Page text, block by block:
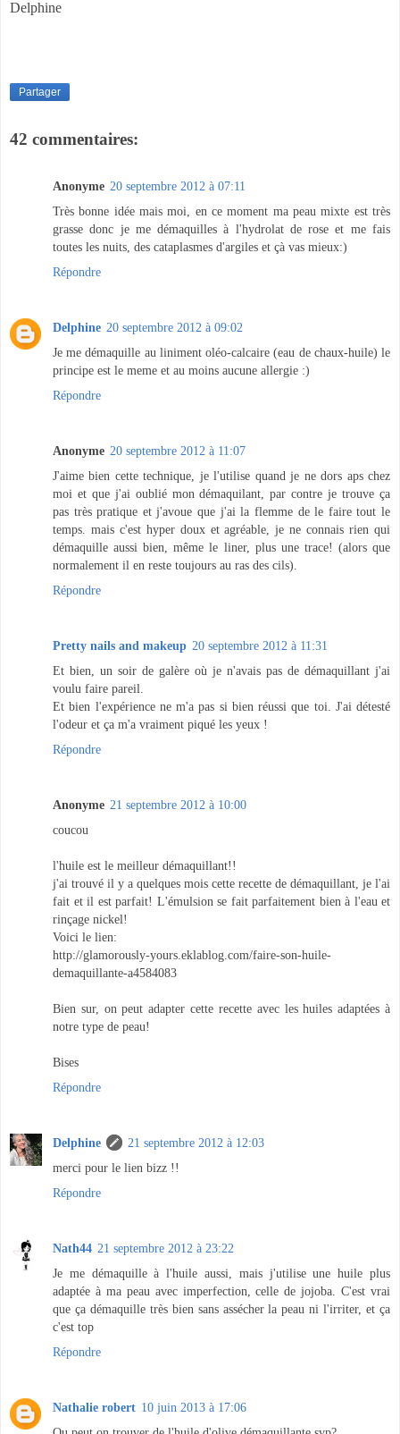
Delphine
Partager
42 commentaires:
Anonyme 20 septembre 2012 à 07:11
Très bonne idée mais moi, en ce moment ma peau mixte est très
grasse donc je me démaquilles à l'hydrolat de rose et me fais
toutes les nuits, des cataplasmes d'argiles et çà vas mieux:)
Répondre
Delphine 20 septembre 2012 à 09:02
Je me démaquille au liniment oléo-calcaire (eau de chaux-huile) le
principe est le meme et au moins aucune allergie :)
Répondre
Anonyme 20 septembre 2012 à 11:07
J'aime bien cette technique, je l'utilise quand je ne dors aps chez
moi et que j'ai oublié mon démaquilant, par contre je trouve ça
pas très pratique et j'avoue que j'ai la flemme de le faire tout le
temps. mais c'est hyper doux et agréable, je ne connais rien qui
démaquille aussi bien, même le liner, plus une trace! (alors que
normalement il en reste toujours au ras des cils).
Répondre
Pretty nails and makeup 20 septembre 2012 à 11:31
Et bien, un soir de galère où je n'avais pas de démaquillant j'ai
voulu faire pareil.
Et bien l'expérience ne m'a pas si bien réussi que toi. J'ai détesté
l'odeur et ça m'a vraiment piqué les yeux !
Répondre
Anonyme 21 septembre 2012 à 10:00
coucou
l'huile est le meilleur démaquillant!!
j'ai trouvé il y a quelques mois cette recette de démaquillant, je l'ai
fait et il est parfait! L'émulsion se fait parfaitement bien à l'eau et
rinçage nickel!
Voici le lien:
http://glamorously-yours.eklablog.com/faire-son-huile-
demaquillante-a4584083
Bien sur, on peut adapter cette recette avec les huiles adaptées à
notre type de peau!
Bises
Répondre
Delphine
21 septembre 2012 à 12:03
merci pour le lien bizz !!
Répondre
Nath44 21 septembre 2012 à 23:22
Je me démaquille à l'huile aussi, mais j'utilise une huile plus
adaptée à ma peau avec imperfection, celle de jojoba. C'est vrai
que ça démaquille très bien sans assécher la peau ni l'irriter, et ça
c'est top
Répondre
Nathalie robert 10 juin 2013 à 17:06